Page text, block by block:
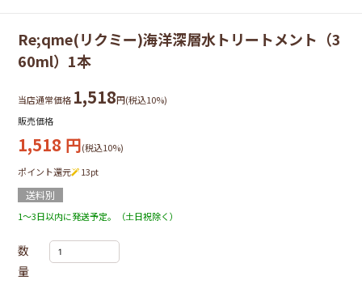
Re;qme(リクミー)海洋深層水トリートメント（3
60ml）1本
当店通常価格 1,518円(税込10%)
販売価格
1,518 円(税込10%)
ポイント還元
13pt
送料別
1～3日以内に発送予定。（土日祝除く）
数
量